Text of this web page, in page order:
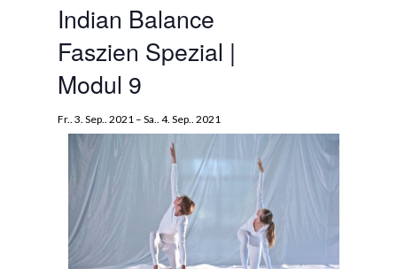
Indian Balance
Faszien Spezial |
Modul 9
Fr.. 3. Sep.. 2021– Sa.. 4. Sep.. 2021